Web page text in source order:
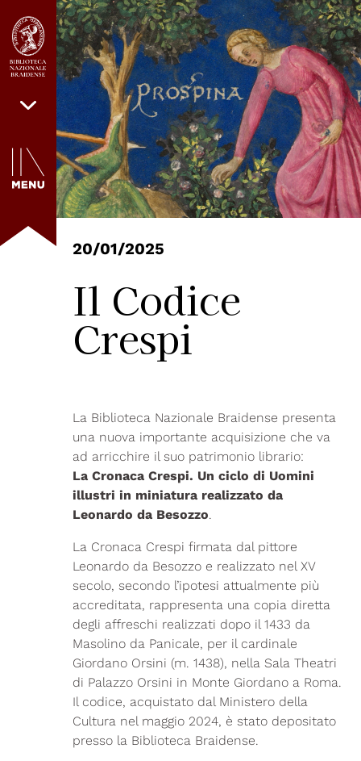
20/01/2025
Il Codice
Crespi
La Biblioteca Nazionale Braidense presenta
una nuova importante acquisizione che va
ad arricchire il suo patrimonio librario:
La Cronaca Crespi. Un ciclo di Uomini
illustri in miniatura realizzato da
Leonardo da Besozzo.
La Cronaca Crespi firmata dal pittore
Leonardo da Besozzo e realizzato nel XV
secolo, secondo l’ipotesi attualmente più
accreditata, rappresenta una copia diretta
degli affreschi realizzati dopo il 1433 da
Masolino da Panicale, per il cardinale
Giordano Orsini (m. 1438), nella Sala Theatri
di Palazzo Orsini in Monte Giordano a Roma.
Il codice, acquistato dal Ministero della
Cultura nel maggio 2024, è stato depositato
presso la Biblioteca Braidense.